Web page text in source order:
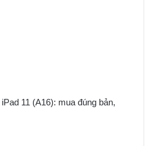
11 (A16): mua đúng bản,